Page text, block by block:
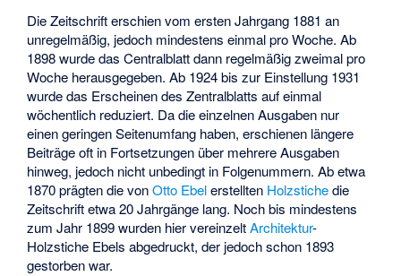
Die Zeitschrift erschien vom ersten Jahrgang 1881 an
unregelmäßig, jedoch mindestens einmal pro Woche. Ab
1898 wurde das Centralblatt dann regelmäßig zweimal pro
Woche herausgegeben. Ab 1924 bis zur Einstellung 1931
wurde das Erscheinen des Zentralblatts auf einmal
wöchentlich reduziert. Da die einzelnen Ausgaben nur
einen geringen Seitenumfang haben, erschienen längere
Beiträge oft in Fortsetzungen über mehrere Ausgaben
hinweg, jedoch nicht unbedingt in Folgenummern. Ab etwa
1870 prägten die vonOtto Ebelerstellten Holzstichedie
Zeitschrift etwa 20 Jahrgänge lang. Noch bis mindestens
zum Jahr 1899 wurden hier vereinzeltArchitektur-
Holzstiche Ebels abgedruckt, der jedoch schon 1893
gestorben war.